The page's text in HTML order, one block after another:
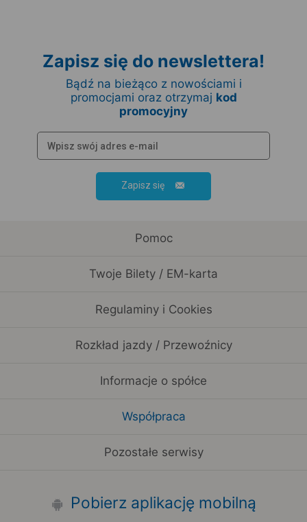
Zapisz się do newslettera!
Bądź na bieżąco z nowościami i
promocjami oraz otrzymaj kod
promocyjny
Zapisz się
Pomoc
Twoje Bilety / EM-karta
Regulaminy i Cookies
Rozkład jazdy / Przewoźnicy
Informacje o spółce
Współpraca
Pozostałe serwisy
Pobierz aplikację mobilną